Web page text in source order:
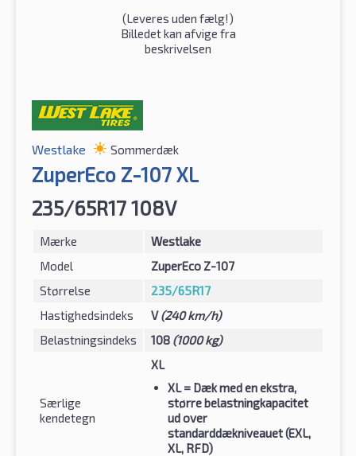
(Leveres uden fælg!)
Billedet kan afvige fra
beskrivelsen
Westlake Sommerdæk
ZuperEco Z-107 XL
235/65R17 108V
Mærke
Westlake
Model
ZuperEco Z-107
Størrelse
235/65R17
Hastighedsindeks
V(240 km/h)
Belastningsindeks
108 (1000 kg)
Særlige
kendetegn
XL
XL= Dæk med en ekstra,
større belastningkapacitet
ud over
standarddækniveauet (EXL,
XL, RFD)